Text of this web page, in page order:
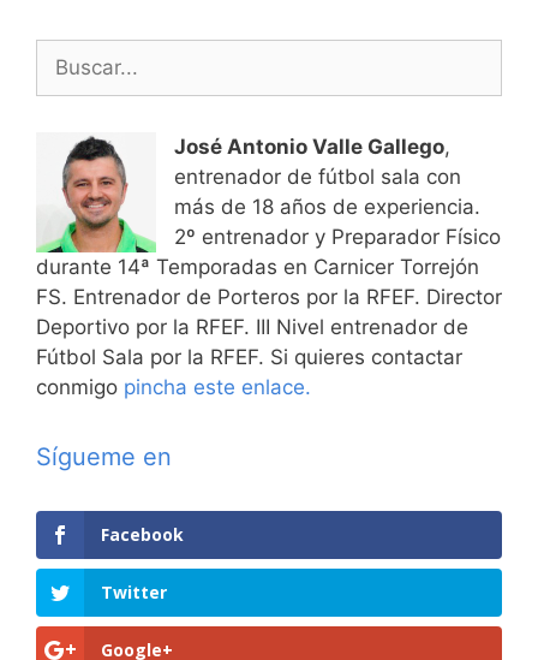
Buscar:
José Antonio Valle Gallego,
entrenador de fútbol sala con
más de 18 años de experiencia.
2º entrenador y Preparador Físico
durante 14ª Temporadas en Carnicer Torrejón
FS. Entrenador de Porteros por la RFEF. Director
Deportivo por la RFEF. III Nivel entrenador de
Fútbol Sala por la RFEF. Si quieres contactar
conmigo pincha este enlace.
Sígueme en
Facebook
Twitter
Google+